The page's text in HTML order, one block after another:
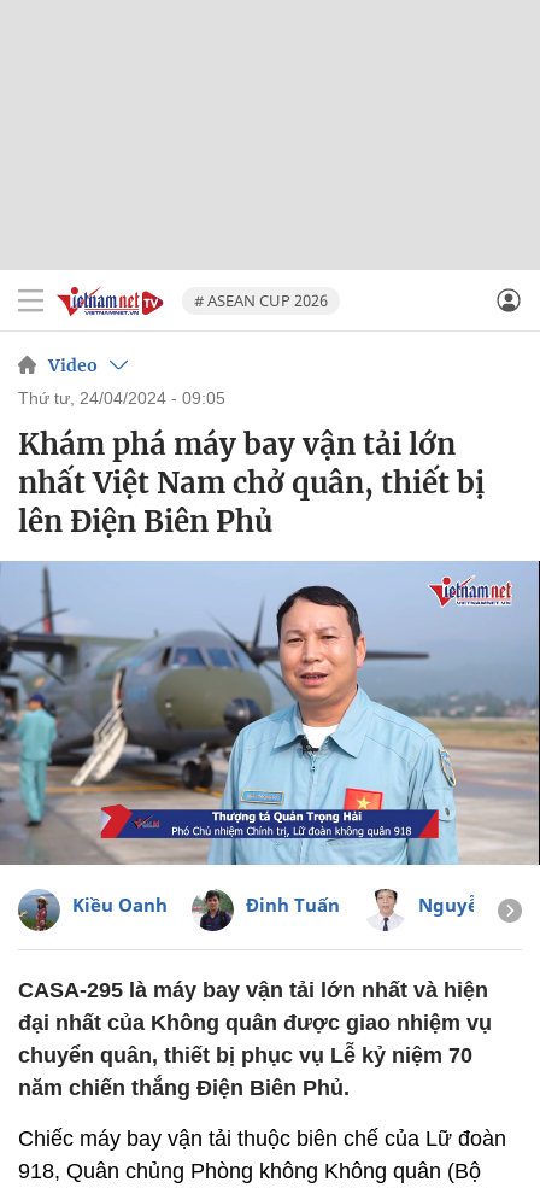
# ASEAN CUP 2026
Video
thứ tư, 24/04/2024 - 09:05
Khám phá máy bay vận tải lớn
nhất Việt Nam chở quân, thiết bị
lên Điện Biên Phủ
Kiều Oanh Đinh Tuấn Nguyễn Đức
CASA-295 là máy bay vận tải lớn nhất và hiện
đại nhất của Không quân được giao nhiệm vụ
chuyển quân, thiết bị phục vụ Lễ kỷ niệm 70
năm chiến thắng Điện Biên Phủ.
Chiếc máy bay vận tải thuộc biên chế của Lữ đoàn
918, Quân chủng Phòng không Không quân (Bộ